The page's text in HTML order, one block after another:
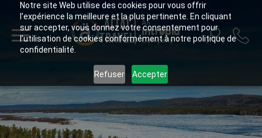
Notre site Web utilise des cookies pour vous offrir
l’expérience la meilleure et la plus pertinente. En cliquant
sur accepter, vous donnez votre consentement pour
l’utilisation de cookies conformément à notre politique de
confidentialité.
Refuser Accepter
ALTAÏ
TRAVEL
An
Intrepid
Company